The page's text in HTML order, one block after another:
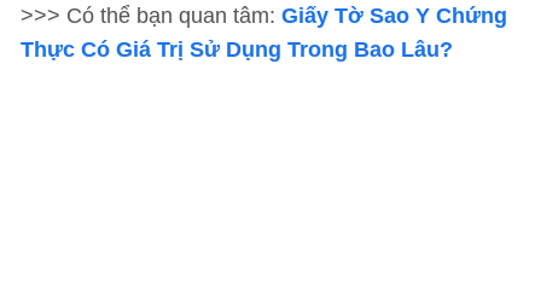
>>> Có thể bạn quan tâm: Giấy Tờ Sao Y Chứng
Thực Có Giá Trị Sử Dụng Trong Bao Lâu?